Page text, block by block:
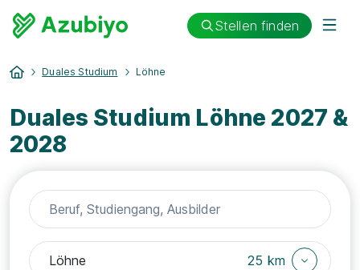
Stellen finden
Duales Studium Löhne
Duales Studium Löhne 2027 &
2028
25 km